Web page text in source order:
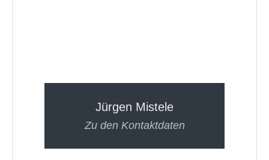
Jürgen Mistele
Zu den Kontaktdaten